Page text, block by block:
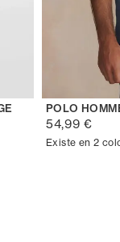
POLO
54,99 €
Existe en 2